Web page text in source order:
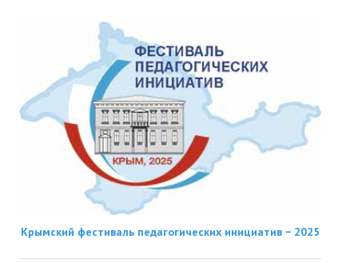
Крымский фестиваль педагогических инициатив − 2025